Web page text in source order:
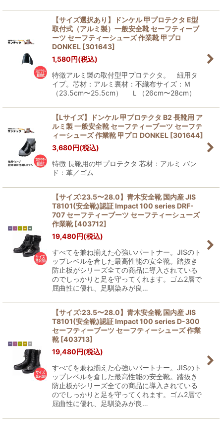
【サイズ選択あり】ドンケル 甲プロテクタ E型
取付式（アルミ製）一般安全靴 セーフティーブ
ーツ セーフティーシューズ 作業靴 甲プロ
DONKEL [301643]
1,580円(税込)
特徴アルミ製の取付型甲プロテクタ。 紐用タ
イプ。芯材：アルミ裏材：不織布サイズ：Ｍ
（23.5cm〜25.5cm） Ｌ（26cm〜28cm）
【Lサイズ】ドンケル 甲プロテクタ B2 長靴用 ア
ルミ製 一般安全靴 セーフティーブーツ セーフテ
ィーシューズ 作業靴 甲プロ DONKEL [301644]
3,680円(税込)
特徴 長靴用の甲プロテクタ 芯材：アルミ バン
ド：革／ゴム
【サイズ:23.5〜28.0】青木安全靴 国内産 JIS
T8101(安全靴)認証 Impact 100 series DRF-
707 セーフティーブーツ セーフティーシューズ
作業靴 [403712]
19,480円(税込)
すべてを兼ね揃えた心強いパートナー。JISのト
ップレベルを倉した最高性能の安全靴。踏抜き
防止板がシリーズ全ての商品に導入されている
のでしっかりと足を守ってくれます。ゴム2層で
屈曲性に優れ、足馴染みが良…
【サイズ:23.5〜28.0】青木安全靴 国内産 JIS
T8101(安全靴)認証 Impact 100 series D-300
セーフティーブーツ セーフティーシューズ 作業
靴 [403713]
19,480円(税込)
すべてを兼ね揃えた心強いパートナー。JISのト
ップレベルを倉した最高性能の安全靴。踏抜き
防止板がシリーズ全ての商品に導入されている
のでしっかりと足を守ってくれます。ゴム2層で
屈曲性に優れ、足馴染みが良…